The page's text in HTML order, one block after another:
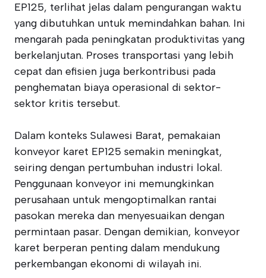
EP125, terlihat jelas dalam pengurangan waktu
yang dibutuhkan untuk memindahkan bahan. Ini
mengarah pada peningkatan produktivitas yang
berkelanjutan. Proses transportasi yang lebih
cepat dan efisien juga berkontribusi pada
penghematan biaya operasional di sektor-
sektor kritis tersebut.
Dalam konteks Sulawesi Barat, pemakaian
konveyor karet EP125 semakin meningkat,
seiring dengan pertumbuhan industri lokal.
Penggunaan konveyor ini memungkinkan
perusahaan untuk mengoptimalkan rantai
pasokan mereka dan menyesuaikan dengan
permintaan pasar. Dengan demikian, konveyor
karet berperan penting dalam mendukung
perkembangan ekonomi di wilayah ini.